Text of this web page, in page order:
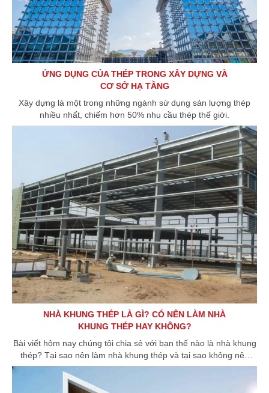
ỨNG DỤNG CỦA THÉP TRONG XÂY DỰNG VÀ
CƠ SỞ HẠ TẦNG
Xây dựng là một trong những ngành sử dụng sản lượng thép
nhiều nhất, chiếm hơn 50% nhu cầu thép thế giới.
NHÀ KHUNG THÉP LÀ GÌ? CÓ NÊN LÀM NHÀ
KHUNG THÉP HAY KHÔNG?
Bài viết hôm nay chúng tôi chia sẻ với bạn thế nào là nhà khung
thép? Tại sao nên làm nhà khung thép và tại sao không nên
làm?